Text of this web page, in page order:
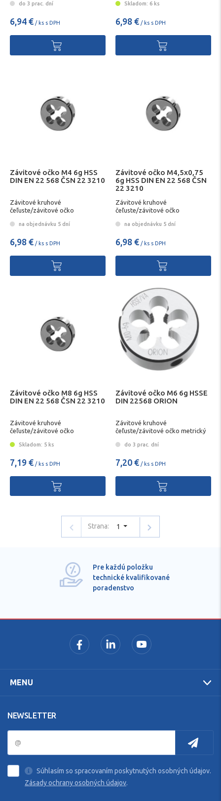
do 3 prac. dní
6,94 € / ks s DPH
Skladom: 6 ks
6,98 € / ks s DPH
Závitové očko M4 6g HSS
DIN EN 22 568 ČSN 22 3210
Závitové kruhové
čeľuste/závitové očko
na objednávku 5 dní
6,98 € / ks s DPH
Závitové očko M4,5x0,75
6g HSS DIN EN 22 568 ČSN
22 3210
Závitové kruhové
čeľuste/závitové očko
na objednávku 5 dní
6,98 € / ks s DPH
Závitové očko M8 6g HSS
DIN EN 22 568 ČSN 22 3210
Závitové kruhové
čeľuste/závitové očko
Skladom: 5 ks
7,19 € / ks s DPH
Závitové očko M6 6g HSSE
DIN 22568 ORION
Závitové kruhové
čeľuste/závitové očko metrický
do 3 prac. dní
7,20 € / ks s DPH
Strana: 1
Pre každú položku
technické kvalifikované
poradenstvo
MENU
NEWSLETTER
Súhlasím so spracovaním poskytnutých osobných údajov.
Zásady ochrany osobných údajov.